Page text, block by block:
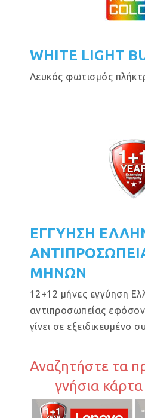
WHITE LIGHT
Λευκός φωτισμός
ΕΓΓΥΗΣΗ
ΜΗΝΩΝ
12+12 μήνες εγγύηση
αντιπροσωπείας
γίνει σε εξειδικευμένο
Αναζητήστε τα
γνήσια